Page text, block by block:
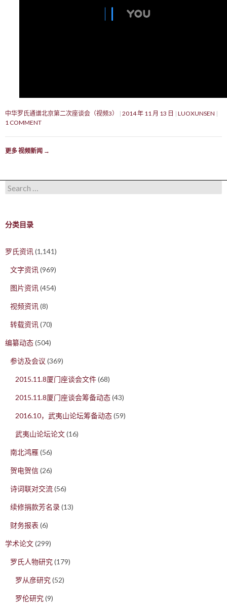
中华罗氏通谱北京第二次座谈会（视频3） 2014 年 11 月 13 日
LUOXUNSEN
1 COMMENT
更多 视频新闻 →
Search for:
分类目录
罗氏资讯(1,141)
文字资讯(969)
图片资讯(454)
视频资讯(8)
转载资讯(70)
编纂动态(504)
参访及会议 (369)
2015.11.8厦门座谈会文件(68)
2015.11.8厦门座谈会筹备动态(43)
2016.10，武夷山论坛筹备动态(59)
武夷山论坛论文(16)
南北鸿雁(56)
贺电贺信(26)
诗词联对交流(56)
续修捐款芳名录(13)
财务报表 (6)
学术论文(299)
罗氏人物研究(179)
罗从彦研究(52)
罗伦研究(9)